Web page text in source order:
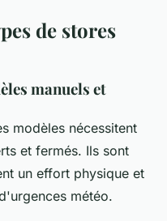
de stores
manuels et
modèles nécessitent
et fermés. Ils sont
un effort physique et
météo.